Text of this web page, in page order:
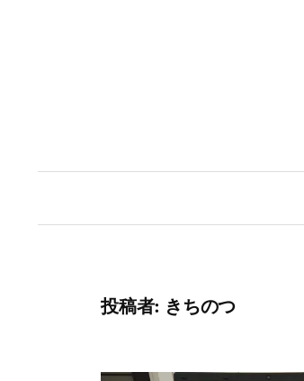
投稿者: きちのつ